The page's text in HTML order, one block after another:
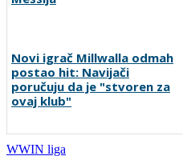
Preminuo otac Lionela
Messija